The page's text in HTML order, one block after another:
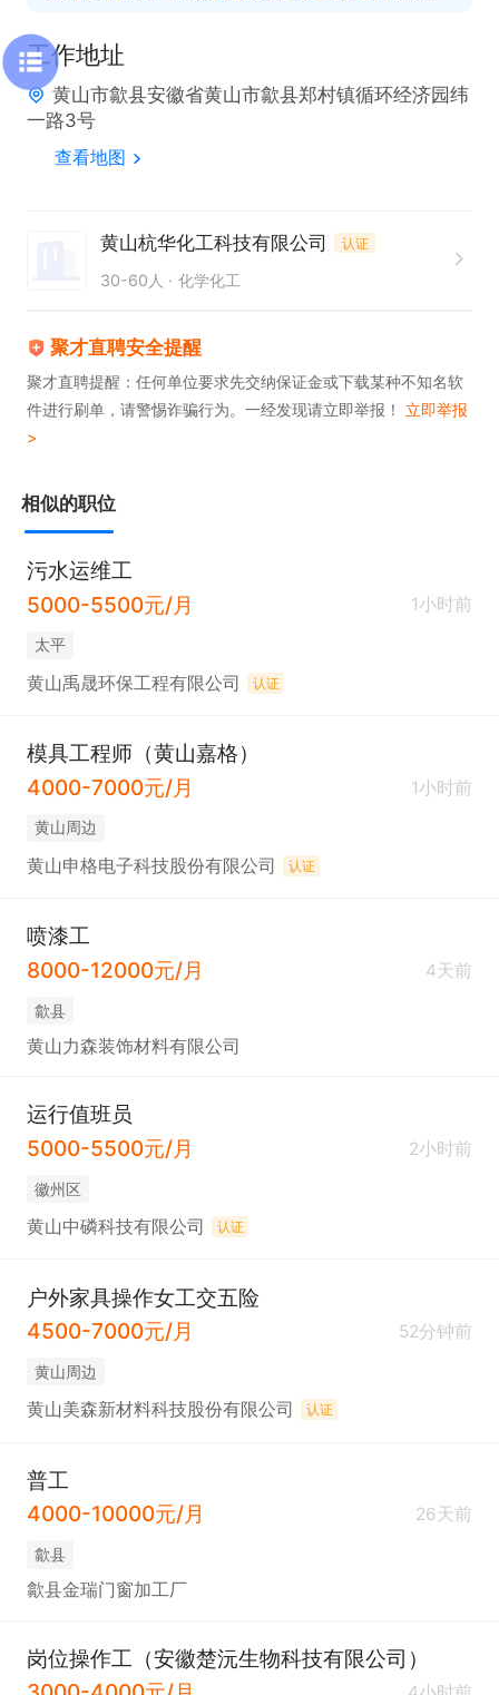
工作地址
黄山市歙县安徽省黄山市歙县郑村镇循环经济园纬
一路3号
查看地图
黄山杭华化工科技有限公司 认证
30-60人 化学化工
聚才直聘安全提醒
聚才直聘提醒：任何单位要求先交纳保证金或下载某种不知名软
件进行刷单，请警惕诈骗行为。一经发现请立即举报！ 立即举报
>
相似的职位
污水运维工
5000-5500元/月
1小时前
太平
黄山禹晟环保工程有限公司 认证
模具工程师（黄山嘉格）
4000-7000元/月
1小时前
黄山周边
黄山申格电子科技股份有限公司 认证
喷漆工
8000-12000元/月
4天前
歙县
黄山力森装饰材料有限公司
运行值班员
5000-5500元/月
2小时前
徽州区
黄山中磷科技有限公司 认证
户外家具操作女工交五险
4500-7000元/月
52分钟前
黄山周边
黄山美森新材料科技股份有限公司 认证
普工
4000-10000元/月
26天前
歙县
歙县金瑞门窗加工厂
岗位操作工（安徽楚沅生物科技有限公司）